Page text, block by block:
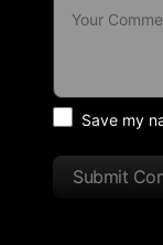
Save my
Submit